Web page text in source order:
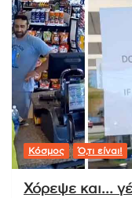
Κόσμος Ό,τι είναι!
Χόρεψε και…